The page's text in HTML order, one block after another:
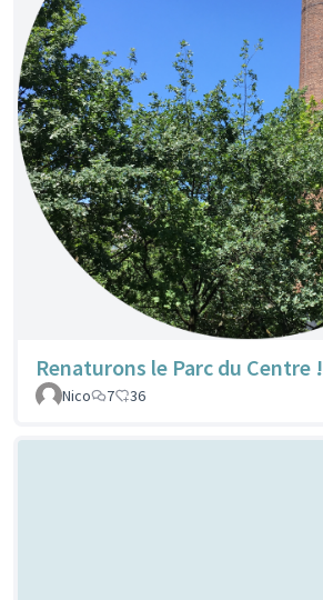
Renaturons le Parc du Centre !
Nico
7 36